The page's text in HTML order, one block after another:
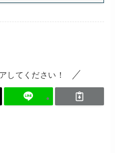
してください！